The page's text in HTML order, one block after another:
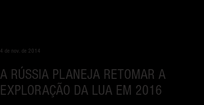
A RÚSSIA PLANEJA RETOMAR A
EXPLORAÇÃO DA LUA EM 2016
4 de nov. de 2014